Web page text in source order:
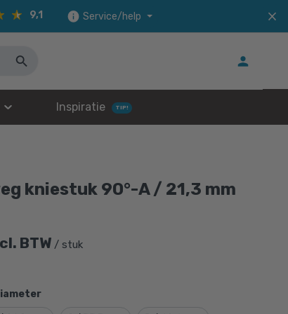
9,1 Service/help
Inspiratie TIP!
kniestuk 90°-A / 21,3 mm
BTW / stuk